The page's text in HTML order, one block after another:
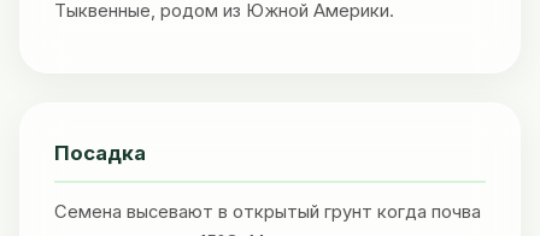
Тыквенные, родом из Южной Америки.
Посадка
Семена высевают в открытый грунт когда почва